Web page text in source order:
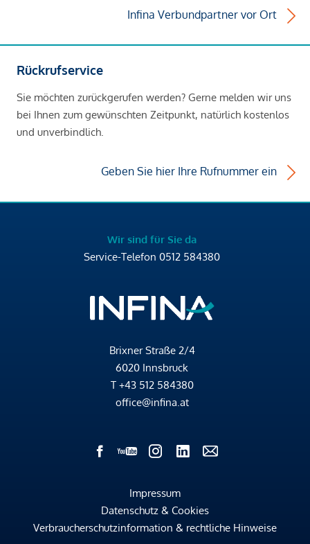
Infina Verbundpartner vor Ort
Rückrufservice
Sie möchten zurückgerufen werden? Gerne melden wir uns
bei Ihnen zum gewünschten Zeitpunkt, natürlich kostenlos
und unverbindlich.
Geben Sie hier Ihre Rufnummer ein
Wir sind für Sie da
Service-Telefon 0512 584380
Brixner Straße 2/4
6020 Innsbruck
T +43 512 584380
office@infina.at
Impressum
Datenschutz & Cookies
Verbraucherschutzinformation & rechtliche Hinweise